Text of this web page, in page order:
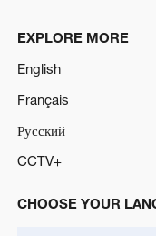
EXPLORE MORE
English
Français
Русский
CCTV+
CHOOSE YOUR